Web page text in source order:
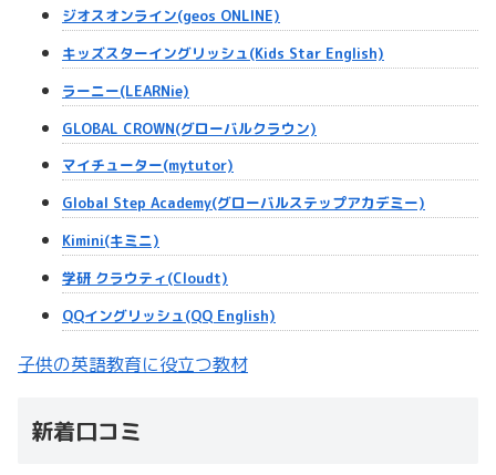
ジオスオンライン(geos ONLINE)
キッズスターイングリッシュ(Kids Star English)
ラーニー(LEARNie)
GLOBAL CROWN(グローバルクラウン)
マイチューター(mytutor)
Global Step Academy(グローバルステップアカデミー)
Kimini(キミニ)
学研 クラウティ(Cloudt)
QQイングリッシュ(QQ English)
子供の英語教育に役立つ教材
新着口コミ